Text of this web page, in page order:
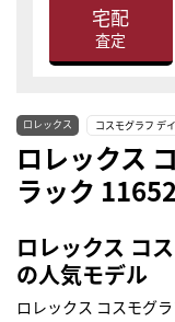
宅配
査定
ロレックス コスモグラフ デ
ロレックス
ラック
ロレックス コ
の人気モデル
ロレックス コスモグ